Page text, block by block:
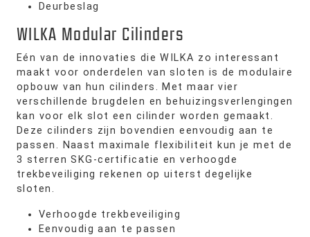
Deurbeslag
WILKA Modular Cilinders
Eén van de innovaties die WILKA zo interessant
maakt voor onderdelen van sloten is de modulaire
opbouw van hun cilinders. Met maar vier
verschillende brugdelen en behuizingsverlengingen
kan voor elk slot een cilinder worden gemaakt.
Deze cilinders zijn bovendien eenvoudig aan te
passen. Naast maximale flexibiliteit kun je met de
3 sterren SKG-certificatie en verhoogde
trekbeveiliging rekenen op uiterst degelijke
sloten.
Verhoogde trekbeveiliging
Eenvoudig aan te passen